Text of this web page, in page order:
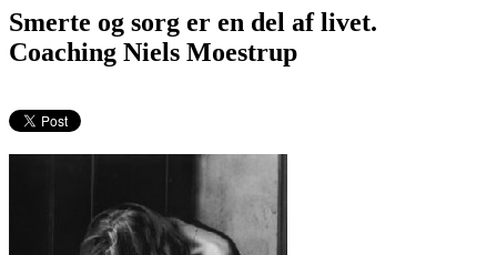
Smerte og sorg er en del af livet.
Coaching Niels Moestrup